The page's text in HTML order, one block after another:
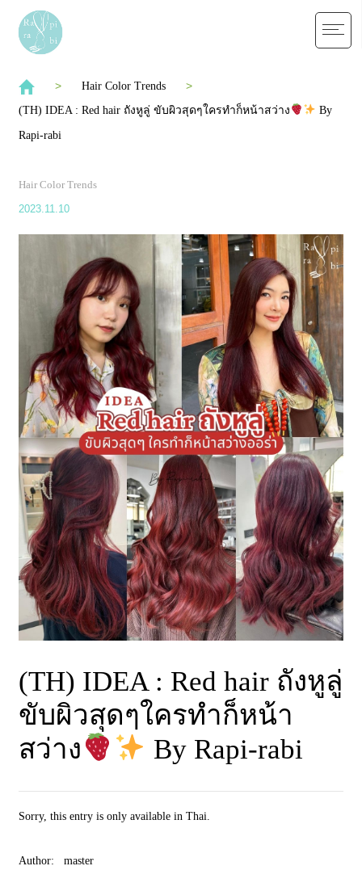
Hair Color Trends
(TH) IDEA : Red hair ถังหูลู่ ขับผิวสุดๆใครทำก็หน้าสว่าง
By
Rapi-rabi
Hair Color Trends
2023.11.10
(TH) IDEA : Red hair ถังหูลู่
ขับผิวสุดๆใครทำก็หน้า
สว่าง
By Rapi-rabi
Sorry, this entry is only available in Thai
Author: master